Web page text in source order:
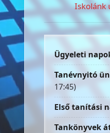
Iskolánk
Ügyeleti
Tanévnyitó
17:45)
Első tanítási
Tankönyvek